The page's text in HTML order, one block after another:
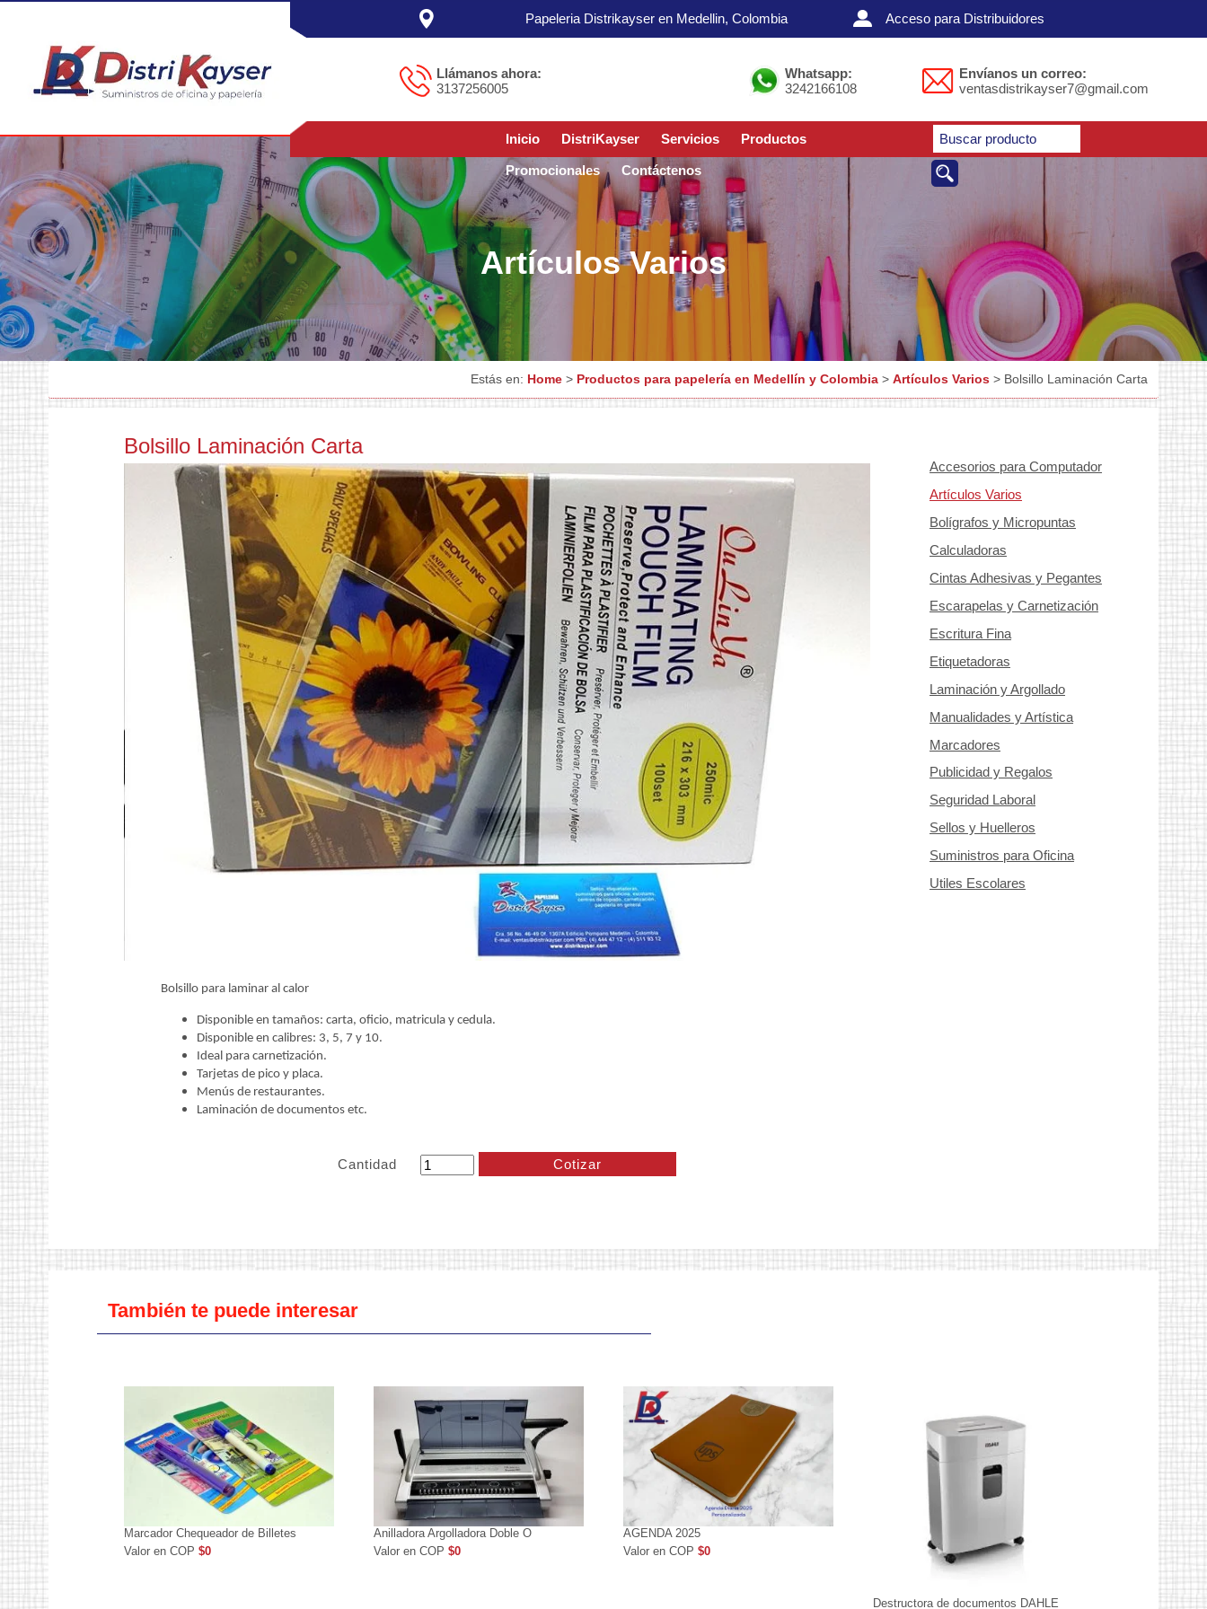
Papeleria Distrikayser en Medellin, Colombia Acceso para Distribuidores
Llámanos ahora:
3137256005
Whatsapp:
3242166108
Envíanos un correo:
ventasdistrikayser7@gmail.com
Inicio DistriKayser Servicios Productos
Promocionales Contáctenos
Artículos Varios
Estás en: Home> Productos para papelería en Medellín y Colombia> Artículos Varios> Bolsillo Laminación Carta
Bolsillo Laminación Carta
Bolsillo para laminar al calor
Disponible en tamaños: carta, oficio, matricula y cedula.
Disponible en calibres: 3, 5, 7 y 10.
Ideal para carnetización.
Tarjetas de pico y placa.
Menús de restaurantes.
Laminación de documentos etc.
Cantidad Cotizar
Accesorios para Computador
Artículos Varios
Bolígrafos y Micropuntas
Calculadoras
Cintas Adhesivas y Pegantes
Escarapelas y Carnetización
Escritura Fina
Etiquetadoras
Laminación y Argollado
Manualidades y Artística
Marcadores
Publicidad y Regalos
Seguridad Laboral
Sellos y Huelleros
Suministros para Oficina
Utiles Escolares
También te puede interesar
Marcador Chequeador de Billetes
Valor en COP $0
Anilladora Argolladora Doble O
Valor en COP $0
AGENDA 2025
Valor en COP$0
Destructora de documentos DAHLE